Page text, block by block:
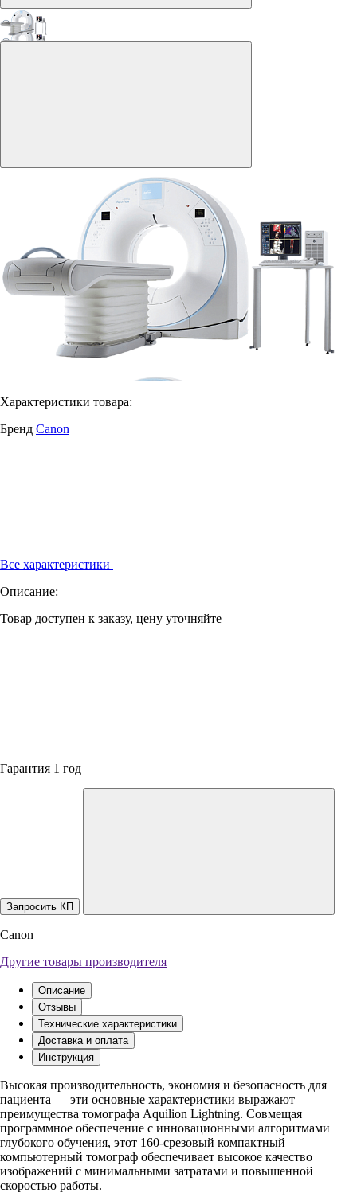
Характеристики товара:
Бренд Canon
Все характеристики
Описание:
Товар доступен к заказу, цену уточняйте
Гарантия 1 год
Запросить КП
Canon
Другие товары производителя
Описание
Отзывы
Технические характеристики
Доставка и оплата
Инструкция
Высокая производительность, экономия и безопасность для
пациента — эти основные характеристики выражают
преимущества томографа Aquilion Lightning. Совмещая
программное обеспечение с инновационными алгоритмами
глубокого обучения, этот 160-срезовый компактный
компьютерный томограф обеспечивает высокое качество
изображений с минимальными затратами и повышенной
скоростью работы.